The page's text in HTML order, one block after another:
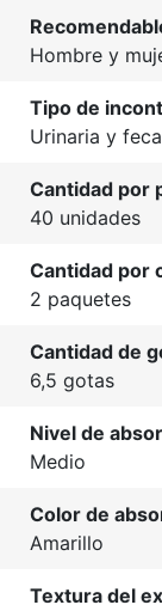
Hombre y
Tipo de
Urinaria y
Cantidad por
40 unidades
Cantidad por
2 paquetes
Cantidad de
6,5 gotas
Nivel de
Medio
Color de
Amarillo
Textura del